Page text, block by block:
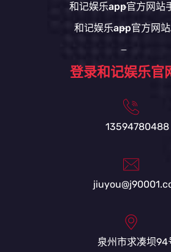
和记娱乐app官方网站
和记娱乐app官方网
登录和记娱乐官
13594780488
泉州市求凑坝94